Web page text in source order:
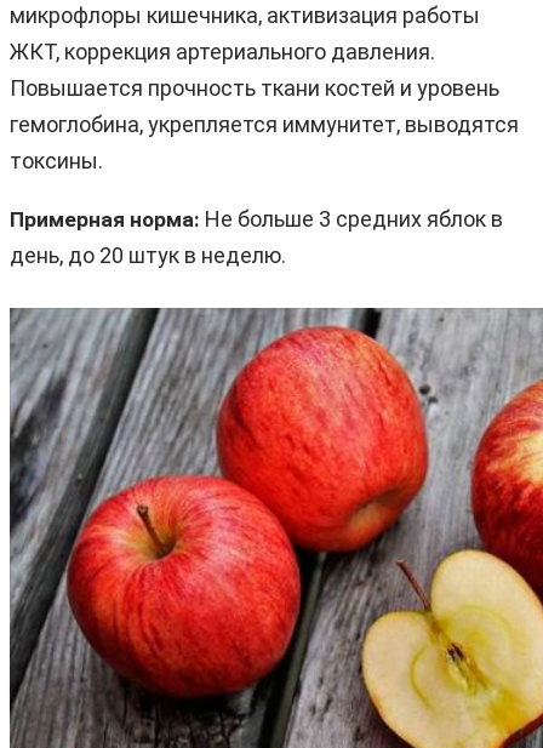
микрофлоры кишечника, активизация работы
ЖКТ, коррекция артериального давления.
Повышается прочность ткани костей и уровень
гемоглобина, укрепляется иммунитет, выводятся
токсины.
Примерная норма: Не больше 3 средних яблок в
день, до 20 штук в неделю.